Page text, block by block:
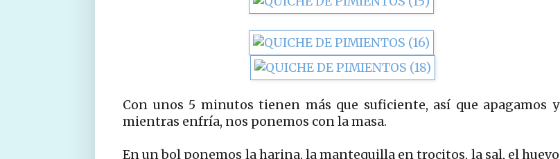
Con unos 5 minutos tienen más que suficiente, así que apagamos y
mientras enfría, nos ponemos con la masa.
En un bol ponemos la harina, la mantequilla en trocitos, la sal, el huevo